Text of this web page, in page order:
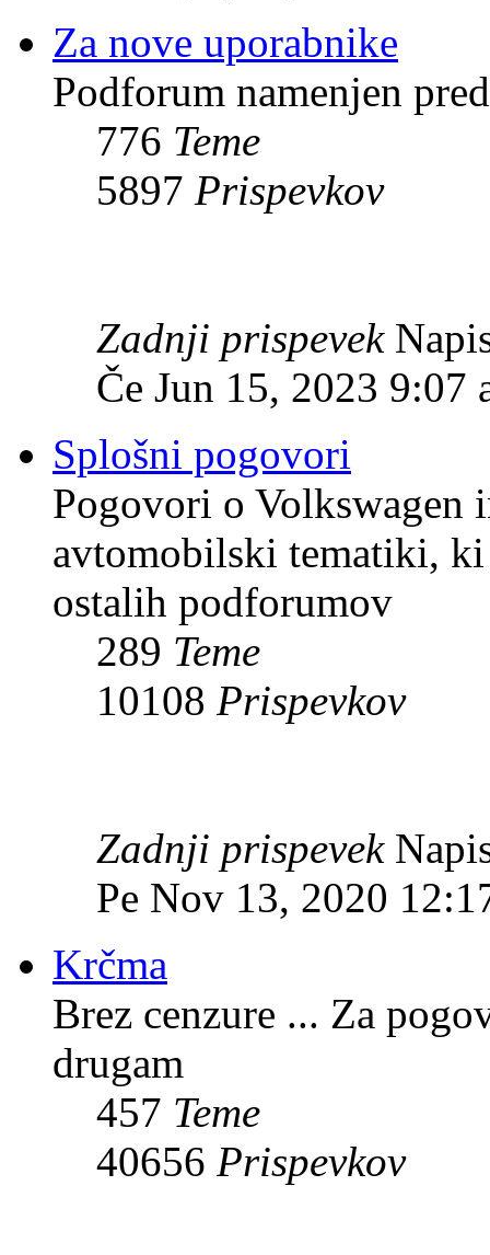
Za nove uporabnike
Podforum namenjen
776 Teme
5897 Prispevkov
Zadnji prispevek
Če Jun 15, 2023 9:07
Splošni pogovori
Pogovori o
avtomobilski tematiki, ki
ostalih podforumov
289 Teme
10108 Prispevkov
Zadnji prispevek
Pe Nov 13, 2020
Krčma
Brez cenzure ... Za
drugam
457 Teme
40656 Prispevkov